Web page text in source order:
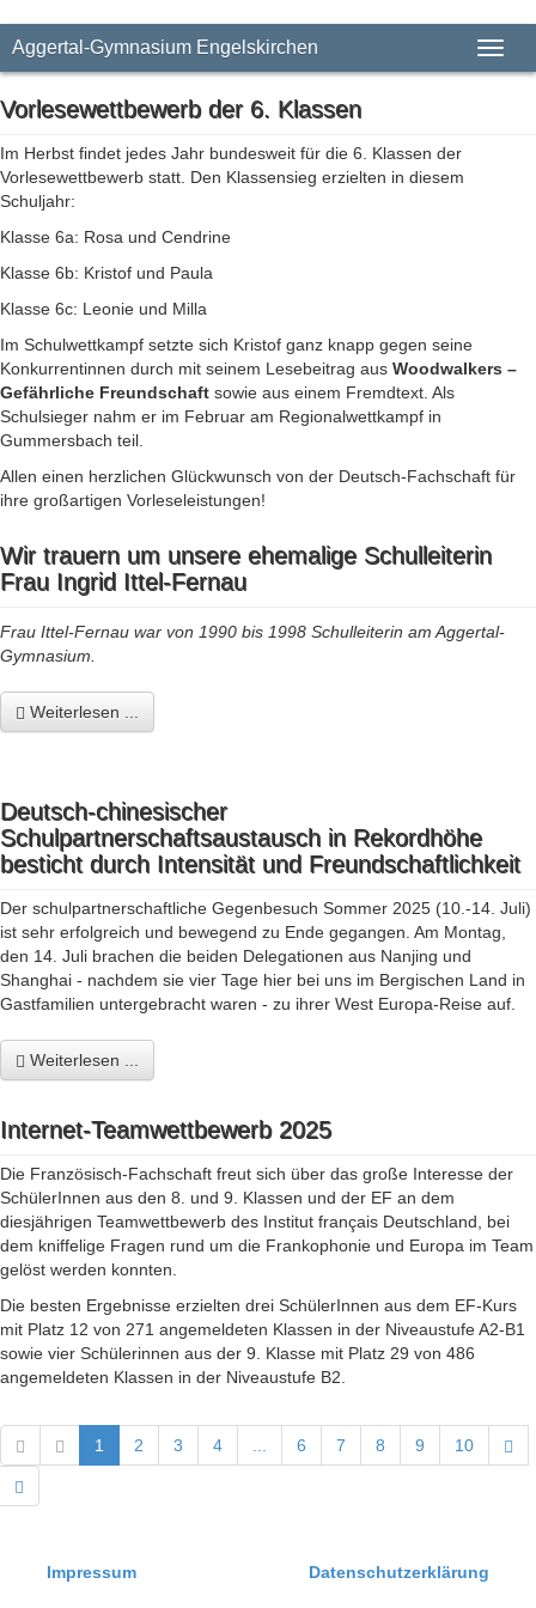
Aggertal-Gymnasium Engelskirchen
Vorlesewettbewerb der 6. Klassen
Im Herbst findet jedes Jahr bundesweit für die 6. Klassen der
Vorlesewettbewerb statt. Den Klassensieg erzielten in diesem
Schuljahr:
Klasse 6a: Rosa und Cendrine
Klasse 6b: Kristof und Paula
Klasse 6c: Leonie und Milla
Im Schulwettkampf setzte sich Kristof ganz knapp gegen seine
Konkurrentinnen durch mit seinem Lesebeitrag aus Woodwalkers –
Gefährliche Freundschaft sowie aus einem Fremdtext. Als
Schulsieger nahm er im Februar am Regionalwettkampf in
Gummersbach teil.
Allen einen herzlichen Glückwunsch von der Deutsch-Fachschaft für
ihre großartigen Vorleseleistungen!
Wir trauern um unsere ehemalige Schulleiterin
Frau Ingrid Ittel-Fernau
Frau Ittel-Fernau war von 1990 bis 1998 Schulleiterin am Aggertal-
Gymnasium.
Weiterlesen ...
Deutsch-chinesischer
Schulpartnerschaftsaustausch in Rekordhöhe
besticht durch Intensität und Freundschaftlichkeit
Der schulpartnerschaftliche Gegenbesuch Sommer 2025 (10.-14. Juli)
ist sehr erfolgreich und bewegend zu Ende gegangen. Am Montag,
den 14. Juli brachen die beiden Delegationen aus Nanjing und
Shanghai - nachdem sie vier Tage hier bei uns im Bergischen Land in
Gastfamilien untergebracht waren - zu ihrer West Europa-Reise auf.
Weiterlesen ...
Internet-Teamwettbewerb 2025
Die Französisch-Fachschaft freut sich über das große Interesse der
SchülerInnen aus den 8. und 9. Klassen und der EF an dem
diesjährigen Teamwettbewerb des Institut français Deutschland, bei
dem kniffelige Fragen rund um die Frankophonie und Europa im Team
gelöst werden konnten.
Die besten Ergebnisse erzielten drei SchülerInnen aus dem EF-Kurs
mit Platz 12 von 271 angemeldeten Klassen in der Niveaustufe A2-B1
sowie vier Schülerinnen aus der 9. Klasse mit Platz 29 von 486
angemeldeten Klassen in der Niveaustufe B2.
1 2 3 4 6 7 8 9 10
Impressum Datenschutzerklärung